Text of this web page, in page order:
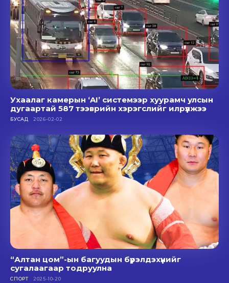
Ухаалаг камерын ‘AI’ системээр хуурамч улсын
дугаартай 587 тээврийн хэрэгслийг илрүүлжээ
БУСАД 2026-02-02
“Алтан цом”-ын багуудын бүрэлдэхүүнийг
сугалаагаар тодруулна
СПОРТ 2025-10-20